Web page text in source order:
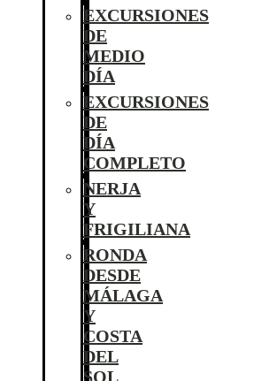
EXCURSIONES
DE
MEDIO
DÍA
EXCURSIONES
DE
DÍA
COMPLETO
NERJA
Y
FRIGILIANA
RONDA
DESDE
MÁLAGA
Y
COSTA
DEL
SOL